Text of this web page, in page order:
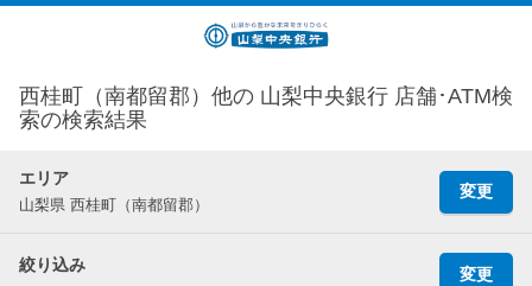
西桂町（南都留郡）他の 山梨中央銀行 店舗･ATM検
索の検索結果
エリア
山梨県 西桂町（南都留郡）
変更
絞り込み 変更